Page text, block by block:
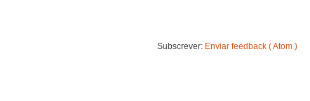
Subscrever: Enviar feedback ( Atom )